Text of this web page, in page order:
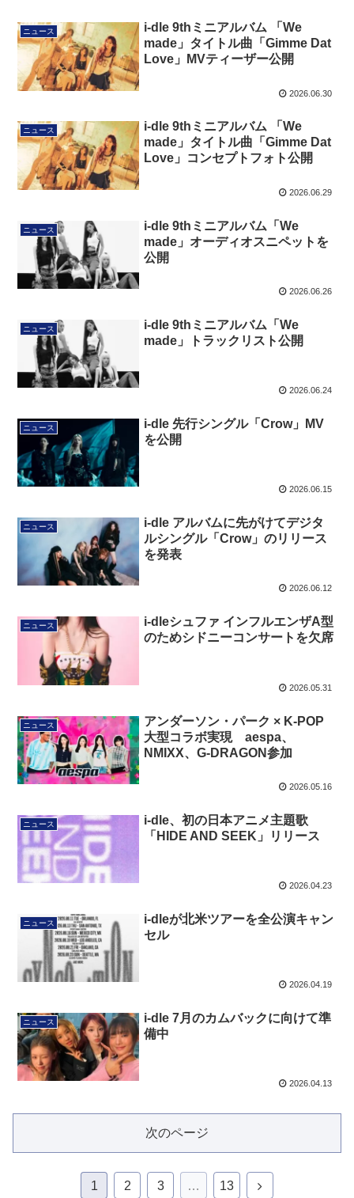
ニュース
i-dle 9thミニアルバム 「We
made」タイトル曲「Gimme Dat
Love」MVティーザー公開
2026.06.30
ニュース
i-dle 9thミニアルバム 「We
made」タイトル曲「Gimme Dat
Love」コンセプトフォト公開
2026.06.29
ニュース
i-dle 9thミニアルバム「We
made」オーディオスニペットを
公開
2026.06.26
ニュース
i-dle 9thミニアルバム「We
made」トラックリスト公開
2026.06.24
ニュース
i-dle 先行シングル「Crow」MV
を公開
2026.06.15
ニュース
i-dle アルバムに先がけてデジタ
ルシングル「Crow」のリリース
を発表
2026.06.12
ニュース
i-dleシュファ インフルエンザA型
のためシドニーコンサートを欠席
2026.05.31
ニュース
アンダーソン・パーク × K-POP
大型コラボ実現 aespa、
NMIXX、G-DRAGON参加
2026.05.16
ニュース
i-dle、初の日本アニメ主題歌
「HIDE AND SEEK」リリース
2026.04.23
ニュース
i-dleが北米ツアーを全公演キャン
セル
2026.04.19
ニュース
i-dle 7月のカムバックに向けて準
備中
2026.04.13
次のページ
1 2 3 … 13